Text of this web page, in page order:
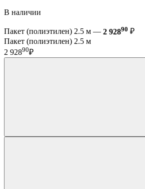
В наличии
Пакет (полиэтилен) 2.5 м — 2 92890 ₽
Пакет (полиэтилен) 2.5 м
2 92890₽